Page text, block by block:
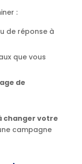
:
de réponse à
que vous
de
changer votre
campagne